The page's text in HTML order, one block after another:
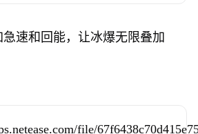
速和回能，让冰爆无限叠加